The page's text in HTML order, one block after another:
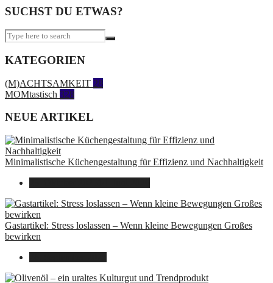
SUCHST DU ETWAS?
KATEGORIEN
(M)ACHTSAMKEIT 28
MOMtastisch 328
NEUE ARTIKEL
Minimalistische Küchengestaltung für Effizienz und Nachhaltigkeit
Gastartikel: Stress loslassen – Wenn kleine Bewegungen Großes
bewirken